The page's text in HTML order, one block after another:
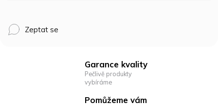
Zeptat se
Garance kvality
Pečlivě produkty
vybíráme
Pomůžeme vám